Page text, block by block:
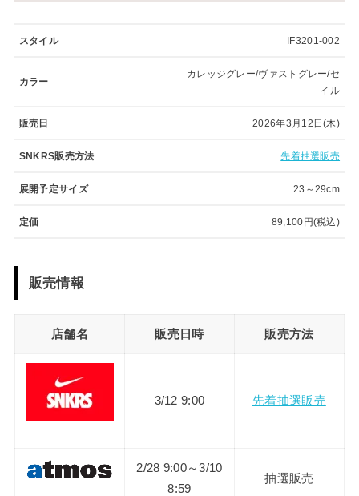
スタイル IF3201-002
カラー
カレッジグレー/ヴァストグレー/セ
イル
販売日 2026年3月12日(木)
SNKRS販売方法 先着抽選販売
展開予定サイズ 23～29cm
定価 89,100円(税込)
販売情報
店舗名 販売日時 販売方法
3/12 9:00 先着抽選販売
2/28 9:00～3/10
8:59
抽選販売